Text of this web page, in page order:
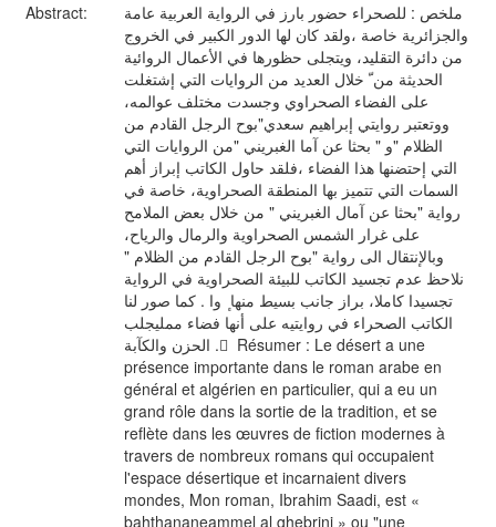
Abstract:
ملخص : للصحراء حضور بارز في الرواية العربية عامة
والجزائرية خاصة ،ولقد كان لها الدور الكبير في الخروج
من دائرة التقليد، ويتجلى حظورها في الأعمال الروائية
الحديثة من ّ خلال العديد من الروايات التي إشتغلت
على الفضاء الصحراوي وجسدت مختلف عوالمه،
ووتعتبر روايتي إبراهيم سعدي"بوح الرجل القادم من
الظلام "و " بحثا عن آما الغبريني "من الروايات التي
التي إحتضنها هذا الفضاء ،فلقد حاول الكاتب إبراز أهم
السمات التي تتميز بها المنطقة الصحراوية، خاصة في
رواية "بحثا عن آمال الغبريني " من خلال بعض الملامح
على غرار الشمس الصحراوية والرمال والرياح،
وبالإنتقال الى رواية "بوح الرجل القادم من الظلام "
نلاحظ عدم تجسيد الكاتب للبيئة الصحراوية في الرواية
تجسيدا كاملا، براز جانب بسيط منها ٕ وا . كما صور لنا
الكاتب الصحراء في روايتيه على أنها فضاء ممليجلب
الحزن والكآبة . ّ Résumer : Le désert a une
présence importante dans le roman arabe en
général et algérien en particulier, qui a eu un
grand rôle dans la sortie de la tradition, et se
reflète dans les œuvres de fiction modernes à
travers de nombreux romans qui occupaient
l'espace désertique et incarnaient divers
mondes, Mon roman, Ibrahim Saadi, est «
bahthananeammel al ghebrini » ou "une